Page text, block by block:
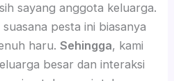
sayang anggota keluarga.
suasana pesta ini biasanya
haru. Sehingga, kami
besar dan interaksi